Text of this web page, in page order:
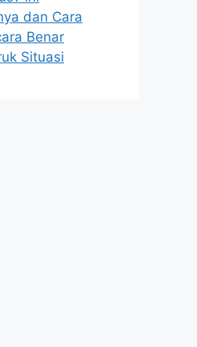
dan Cara
Benar
Situasi